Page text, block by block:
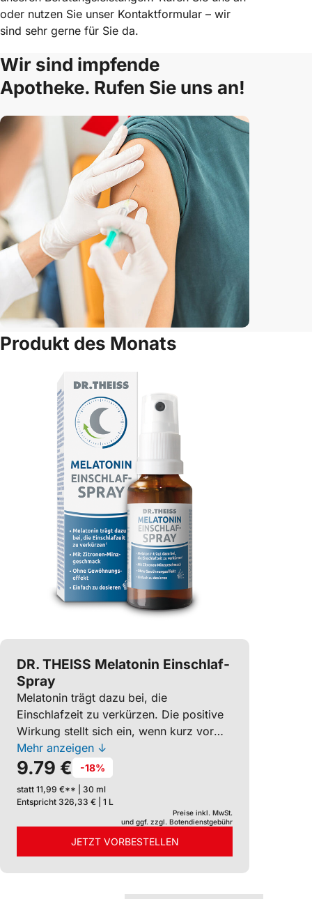
oder nutzen Sie unser Kontaktformular – wir
sind sehr gerne für Sie da.
Wir sind impfende
Apotheke. Rufen Sie uns an!
Produkt des Monats
DR. THEISS Melatonin Einschlaf-
Spray
Melatonin trägt dazu bei, die
Einschlafzeit zu verkürzen. Die positive
Wirkung stellt sich ein, wenn kurz vor
dem Schlafengehen 1 mg Melatonin
zugeführt wird. Das leicht
anzuwendende Spray ist dank
Sprühkopf einfach zu dosieren. Vegan.
Gewöhnungseffekt.
Mehr anzeigen ↓
9.79 € -18%
statt 11,99 €** | 30 ml
Entspricht 326,33 € | 1 L
Preise inkl. MwSt.
und ggf. zzgl. Botendienstgebühr
JETZT VORBESTELLEN